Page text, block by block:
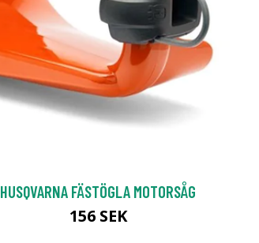
HUSQVARNA FÄSTÖGLA MOTORSÅG
156 SEK